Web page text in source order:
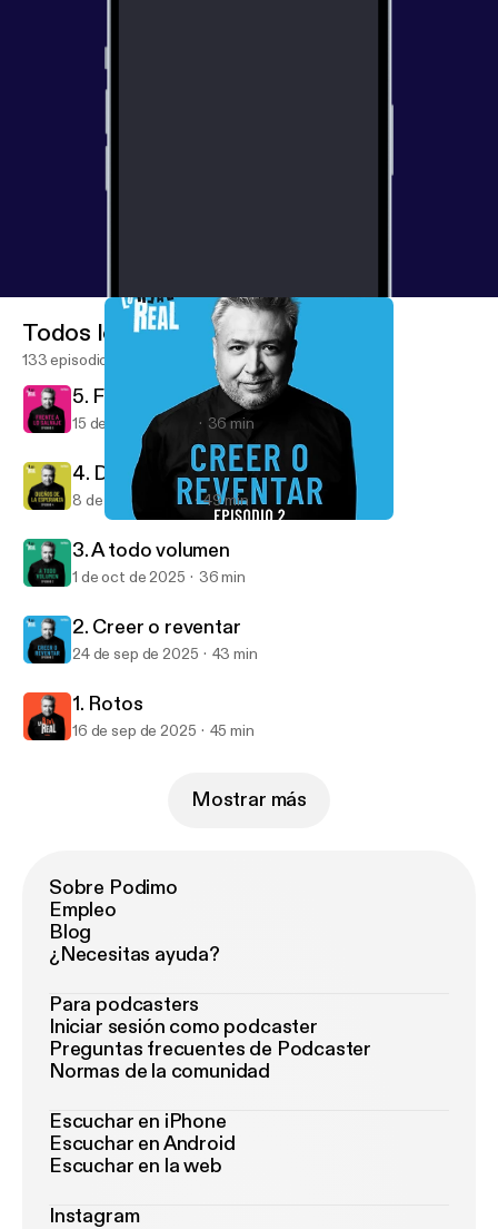
Lo Real Real
Todos los episodios
133 episodios
5. Frente a lo salvaje
15 de oct de 2025 36 min
4. Dueños de la esperanza
8 de oct de 2025 49 min
3. A todo volumen
1 de oct de 2025 36 min
2. Creer o reventar
24 de sep de 2025 43 min
1. Rotos
16 de sep de 2025 45 min
Mostrar más
Sobre Podimo
Empleo
Blog
¿Necesitas ayuda?
Para podcasters
Iniciar sesión como podcaster
Preguntas frecuentes de Podcaster
Normas de la comunidad
Escuchar en iPhone
Escuchar en Android
Escuchar en la web
Instagram